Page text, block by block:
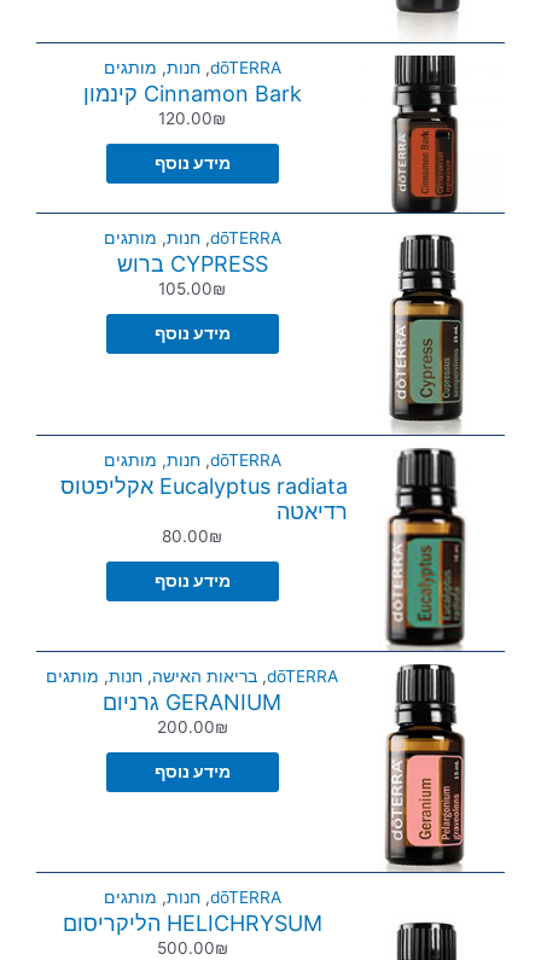
dōTERRA
,חנות, מותגים
Cinnamon Bark קינמון
120.00₪
מידע נוסף
dōTERRA
,חנות, מותגים
CYPRESS ברוש
105.00₪
מידע נוסף
dōTERRA
,חנות, מותגים
Eucalyptus radiata אקליפטוס
רדיאטה
80.00₪
מידע נוסף
dōTERRA
, בריאות האישה, חנות, מותגים
GERANIUM גרניום
200.00₪
מידע נוסף
dōTERRA
,חנות, מותגים
HELICHRYSUM הליקריסום
500.00₪